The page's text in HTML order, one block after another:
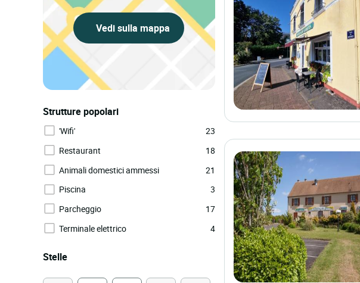
Vedi sulla mappa
Strutture popolari
'Wifi'
23
Restaurant
18
Animali domestici ammessi
21
Piscina
3
Parcheggio
17
Terminale elettrico
4
Stelle